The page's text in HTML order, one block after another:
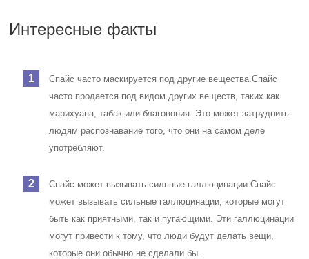
Интересные факты
Спайс часто маскируется под другие вещества.Спайс
часто продается под видом других веществ, таких как
марихуана, табак или благовония. Это может затруднить
людям распознавание того, что они на самом деле
употребляют.
Спайс может вызывать сильные галлюцинации.Спайс
может вызывать сильные галлюцинации, которые могут
быть как приятными, так и пугающими. Эти галлюцинации
могут привести к тому, что люди будут делать вещи,
которые они обычно не сделали бы.